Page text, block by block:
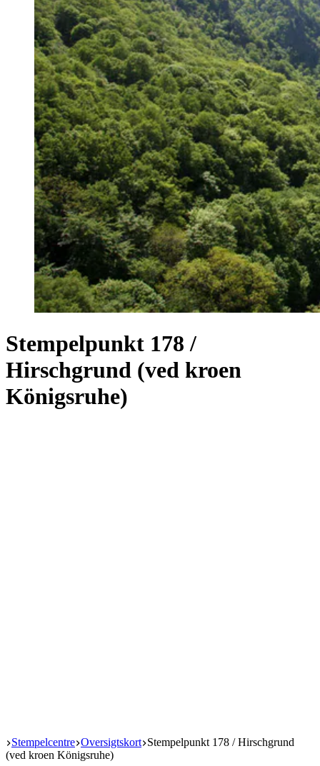
Stempelpunkt 178 /
Hirschgrund (ved kroen
Königsruhe)
Start
Stempelcentre Oversigtskort Stempelpunkt 178 / Hirschgrund
(ved kroen Königsruhe)